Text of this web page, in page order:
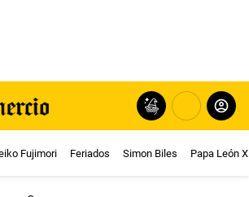
Fujimori Feriados Simon Biles Papa León